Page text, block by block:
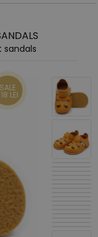
sandals
SALE
LEI